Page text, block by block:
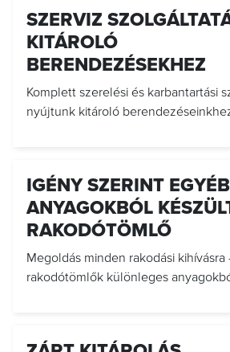
SZERVIZ
KITÁROLÓ
BERENDEZÉSEKHEZ
Komplett szerelési és karbantartási
nyújtunk kitároló
IGÉNY SZERINT EGYÉB
ANYAGOKBÓL
RAKODÓTÖMLŐ
Megoldás minden rakodási kihívásra
rakodótömlők különleges